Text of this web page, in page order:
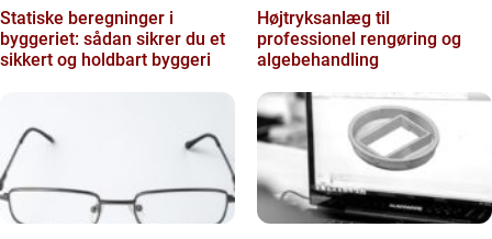
Statiske beregninger i
byggeriet: sådan sikrer du et
sikkert og holdbart byggeri
Højtryksanlæg til
professionel rengøring og
algebehandling